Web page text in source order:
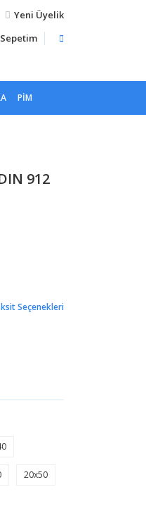
Yeni Üyelik
Sepetim
PIM
912
Seçenekleri
20x50